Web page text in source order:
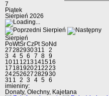
7
Piątek
Sierpień 2026
Sierpień
Sierpień
PoWtŚrCzPt SoNd
27282930311
2
3
4 5 6 7 8 9
1011 1213 141516
17 181920212223
24252627282930
31 1 2 3 4 5 6
imieniny:
Donaty, Olechny, Kajetana